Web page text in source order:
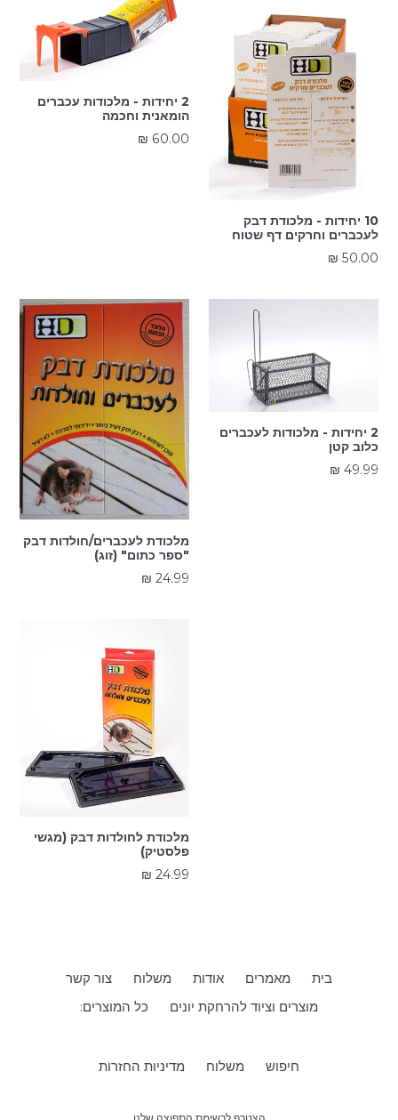
2 יחידות - מלכודות עכברים
הומאנית וחכמה
מחיר
60.00 ₪
10 יחידות - מלכודת דבק
לעכברים וחרקים דף שטוח
מחיר
50.00 ₪
מלכודת לעכברים/חולדות דבק
"ספר כתום" (זוג)
מחיר
24.99 ₪
2 יחידות - מלכודות לעכברים
כלוב קטן
מחיר
49.99 ₪
מלכודת לחולדות דבק (מגשי
פלסטיק)
מחיר
24.99 ₪
בית מאמרים אודות משלוח
צור קשר
מוצרים וציוד להרחקת יונים
כל המוצרים:
חיפוש משלוח מדיניות החזרות